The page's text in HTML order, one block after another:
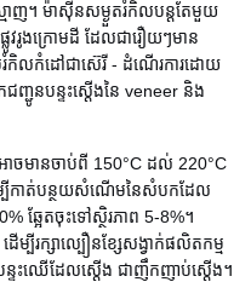
ាញ។ ម៉ាស៊ីនសម្ងួតរំកិលបន្តតែមួយ
ផ្លូវរូងក្រោមដី ដែលជារឿយៗមាន
រំកិលកំដៅជាស៊េរី - ដំណើរការដោយ
ជូនបន្ទះស្តើងនៃ veneer និង
ចមានចាប់ពី 150°C ដល់ 220°C
កាត់បន្ថយសំណើមនៃសំបកដែល
អែតចុះទៅស្ថិរភាព 5-8%។
ម្បីរក្សាល្បឿនខ្សែសង្វាក់ផលិតកម្ម
បន្ទះឈើដែលស្តើង ជាញឹកញាប់ស្តើង។